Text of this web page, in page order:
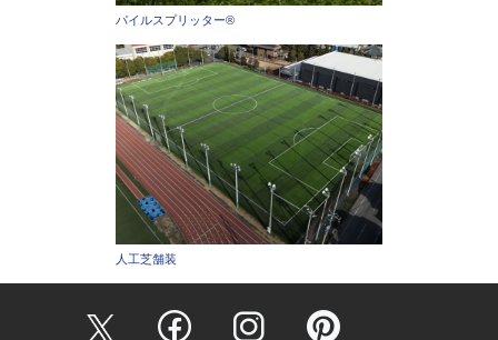
パイルスプリッター®
人工芝舗装